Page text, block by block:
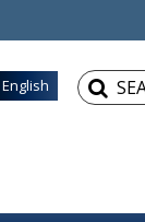
English